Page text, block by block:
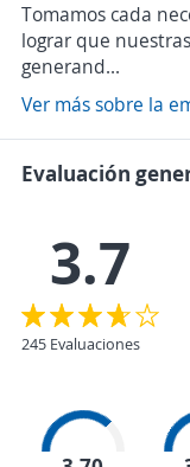
Tomamos cada
lograr que
generand...
Ver más sobre la
Evaluación
3.7
245 Evaluaciones